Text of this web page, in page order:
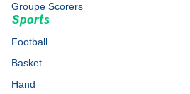
Groupe Scorers
Sports
Football
Basket
Hand